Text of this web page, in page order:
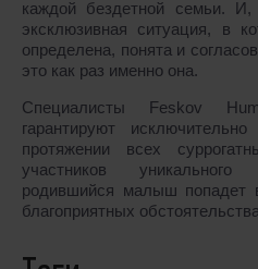
каждой бездетной семьи.
эксклюзивная ситуация, в
определена, понята и
это как раз именно она.
Специалисты Feskov
гарантируют
протяжении всех
участников
родившийся малыш попадет
благоприятных